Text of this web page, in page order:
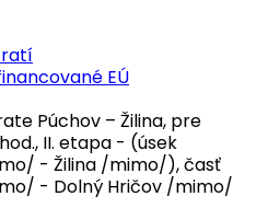
EÚ
Púchov – Žilina, pre
II. etapa - (úsek
- Žilina /mimo/), časť
- Dolný Hričov /mimo/